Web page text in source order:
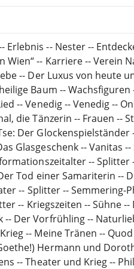
-- Nester --
Wien“ -- Karriere -- Verein
-- Der Luxus von heute
Baum --
-- Venedig -- Venedig --
die Tänzerin -- Frauen --
Der
Glasgeschenk -- Vanitas
-- Splitter
Tod einer Samariterin --
-- Splitter -- Semmering-
-- Kriegszeiten -- Sühne
-- Der Vorfrühling --
-- Meine Tränen --
Hermann und
-- Theater und Krieg --